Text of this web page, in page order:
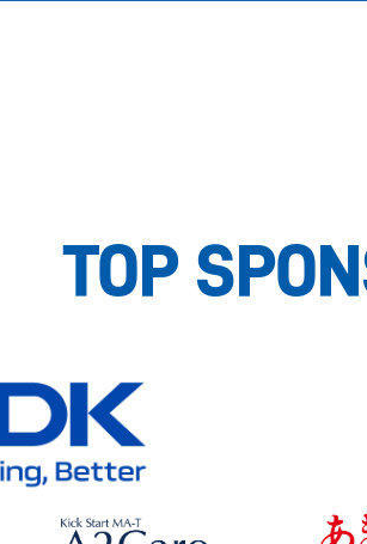
TOP